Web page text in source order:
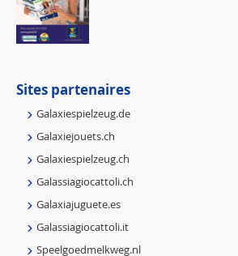
Sites partenaires
Galaxiespielzeug.de
Galaxiejouets.ch
Galaxiespielzeug.ch
Galassiagiocattoli.ch
Galaxiajuguete.es
Galassiagiocattoli.it
Speelgoedmelkweg.nl